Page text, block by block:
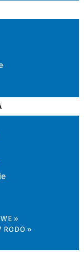
»
RODO »